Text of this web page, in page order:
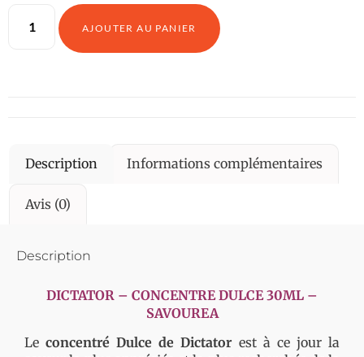
AJOUTER AU PANIER
Description Informations complémentaires
Avis (0)
Description
DICTATOR – CONCENTRE DULCE 30ML –
SAVOUREA
Leconcentré Dulce de Dictator est à ce jour la